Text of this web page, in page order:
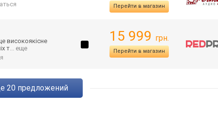
Перейти в магазин
високоякісне
т... еще
15 999 грн.
Перейти в магазин
20предложений